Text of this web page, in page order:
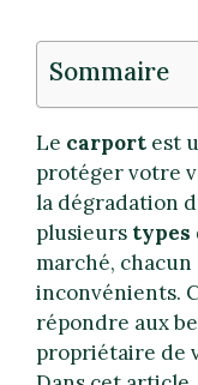
Sommaire
Le carport est
protéger votre
la dégradation
plusieurs types
marché, chacun
inconvénients.
répondre aux
propriétaire de